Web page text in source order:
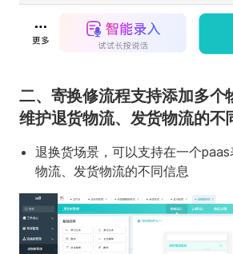
二、寄换修流程支持添加多个
维护退货物流、发货物流的不
退换货场景，可以支持在一个
物流、发货物流的不同信息